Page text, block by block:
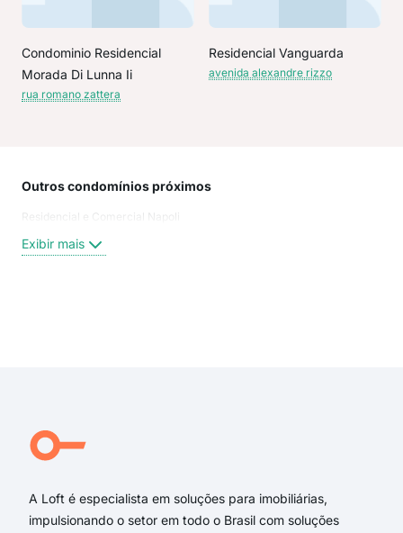
Condominio Residencial
Morada Di Lunna Ii
rua romano zattera
Residencial Vanguarda
avenida alexandre rizzo
Outros condomínios próximos
Residencial e Comercial Napoli
Exibir mais
A Loft é especialista em soluções para imobiliárias,
impulsionando o setor em todo o Brasil com soluções